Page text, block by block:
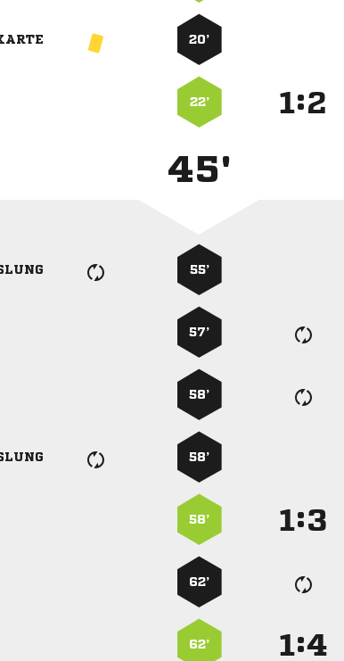
20’
22’ :
45'
55’
57’
58’
58’
58’ :
62’
62’ :